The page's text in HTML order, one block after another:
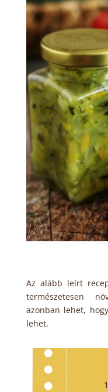
Az alább leírt
természetesen
azonban lehet,
lehet.